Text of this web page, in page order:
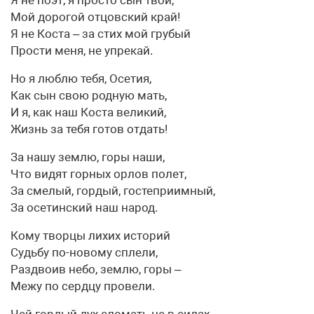
Мой дорогой отцовский край!
Я не Коста – за стих мой грубый
Прости меня, не упрекай.
Но я люблю тебя, Осетия,
Как сын свою родную мать,
И я, как наш Коста великий,
Жизнь за тебя готов отдать!
За нашу землю, горы наши,
Что видят горных орлов полет,
За смелый, гордый, гостеприимный,
За осетинский наш народ.
Кому творцы лихих историй
Судьбу по-новому сплели,
Раздвоив небо, землю, горы –
Межу по сердцу провели.